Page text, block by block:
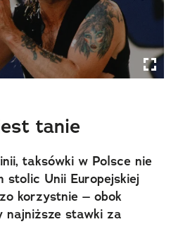
tanie
taksówki w Polsce nie
Unii Europejskiej
korzystnie – obok
najniższe stawki za